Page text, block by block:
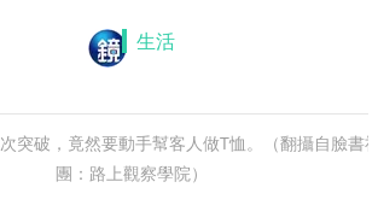
生活
突破，竟然要動手幫客人做T恤。（翻攝自臉書
團：路上觀察學院）